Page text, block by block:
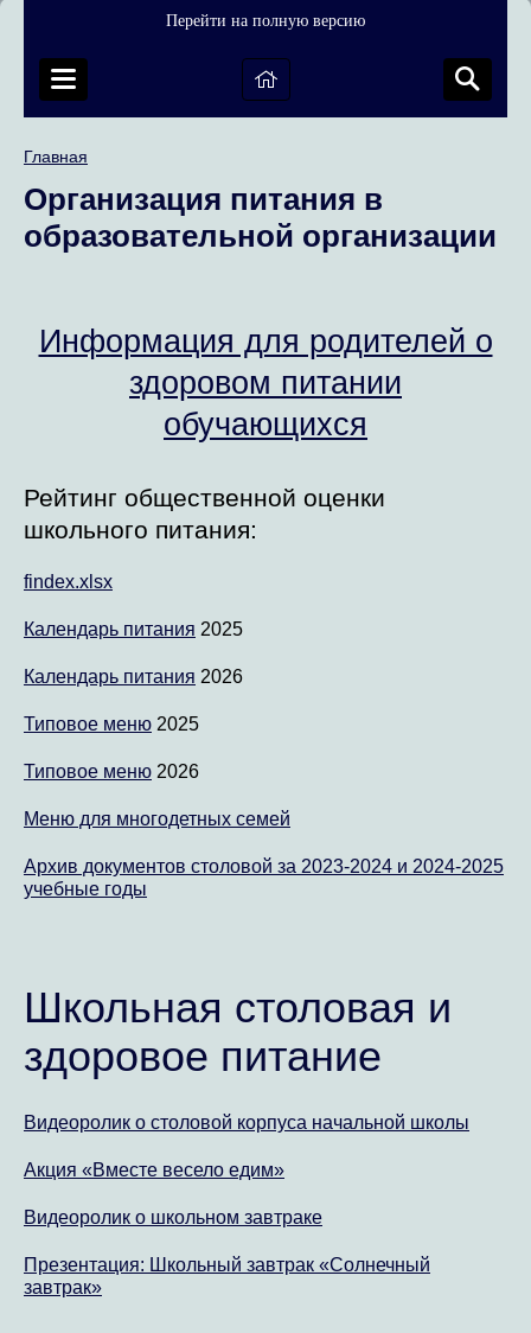
Перейти на полную версию
Главная
Организация питания в
образовательной организации
Информация для родителей о
здоровом питании
обучающихся
Рейтинг общественной оценки
школьного питания:
findex.xlsx
Календарь питания 2025
Календарь питания 2026
Типовое меню 2025
Типовое меню 2026
Меню для многодетных семей
Архив документов столовой за 2023-2024 и 2024-2025
учебные годы
Школьная столовая и
здоровое питание
Видеоролик о столовой корпуса начальной школы
Акция «Вместе весело едим»
Видеоролик о школьном завтраке
Презентация: Школьный завтрак «Солнечный
завтрак»